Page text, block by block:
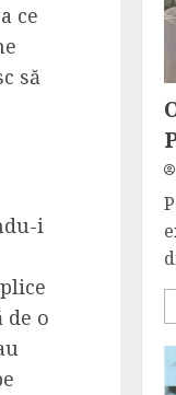
ce
să
i
de o